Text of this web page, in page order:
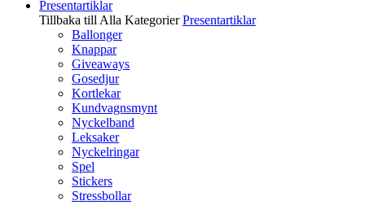
Presentartiklar
Tillbaka till Alla Kategorier Presentartiklar
Ballonger
Knappar
Giveaways
Gosedjur
Kortlekar
Kundvagnsmynt
Nyckelband
Leksaker
Nyckelringar
Spel
Stickers
Stressbollar